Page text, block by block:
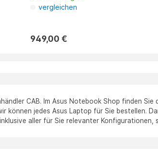
vergleichen
949,00 €
CAB. Im Asus Notebook Shop finden
können jedes Asus Laptop für Sie bestellen.
aller für Sie relevanter Konfigurationen,